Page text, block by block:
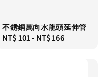
不銹鋼萬向水龍頭延伸管
Regular
NT$ 101- NT$ 166